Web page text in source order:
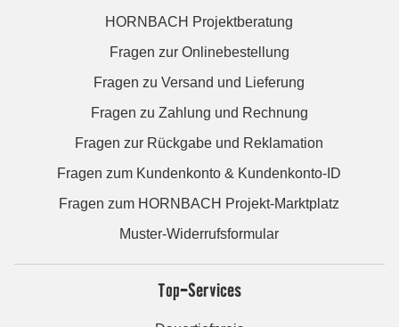
HORNBACH Projektberatung
Fragen zur Onlinebestellung
Fragen zu Versand und Lieferung
Fragen zu Zahlung und Rechnung
Fragen zur Rückgabe und Reklamation
Fragen zum Kundenkonto & Kundenkonto-ID
Fragen zum HORNBACH Projekt-Marktplatz
Muster-Widerrufsformular
Top-Services